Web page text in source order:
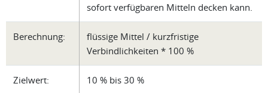
sofort verfügbaren Mitteln decken kann.
Berechnung:
flüssige Mittel / kurzfristige
Verbindlichkeiten * 100 %
Zielwert: 10 % bis 30 %